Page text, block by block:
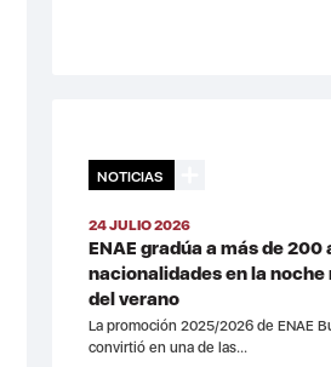
NOTICIAS
24 JULIO 2026
ENAE gradúa a más de 200
nacionalidades en la noche
del verano
La promoción 2025/2026 de ENAE
convirtió en una de las...